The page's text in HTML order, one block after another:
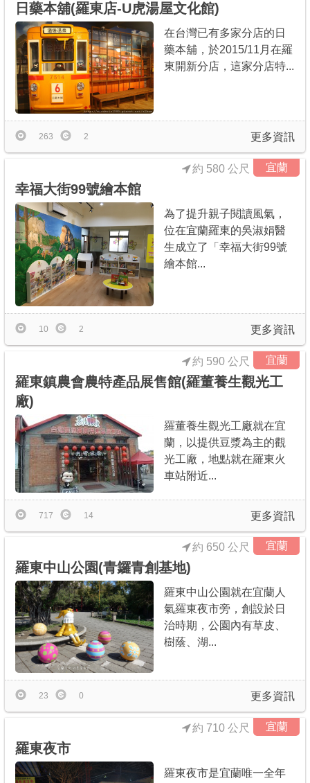
日藥本舖(羅東店-U虎湯屋文化館)
在台灣已有多家分店的日
藥本舖，於2015/11月在羅
東開新分店，這家分店特...
更多資訊
263 2
宜蘭
幸福大街99號繪本館
約 580 公尺
為了提升親子閱讀風氣，
位在宜蘭羅東的吳淑娟醫
生成立了「幸福大街99號
繪本館...
更多資訊
10 2
宜蘭
羅東鎮農會農特產品展售館(羅董養生觀光工
廠)
約 590 公尺
羅董養生觀光工廠就在宜
蘭，以提供豆漿為主的觀
光工廠，地點就在羅東火
車站附近...
更多資訊
717 14
宜蘭
羅東中山公園(青鑼青創基地)
約 650 公尺
羅東中山公園就在宜蘭人
氣羅東夜市旁，創設於日
治時期，公園內有草皮、
樹蔭、湖...
更多資訊
23 0
宜蘭
羅東夜市
約 710 公尺
羅東夜市是宜蘭唯一全年